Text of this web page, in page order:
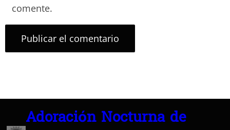
comente.
Adoración Nocturna de